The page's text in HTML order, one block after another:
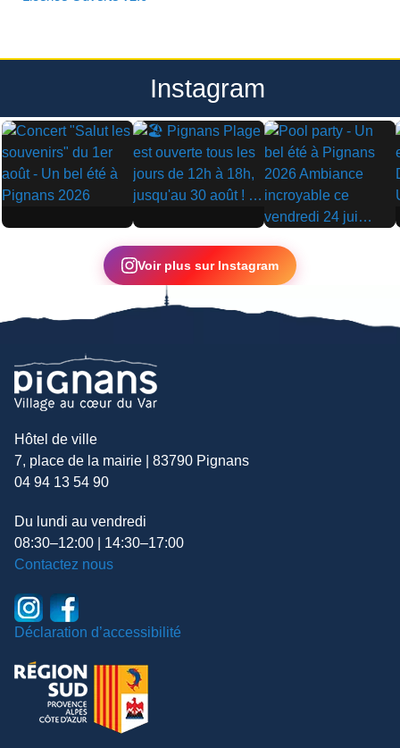
Instagram
▶ ▶
▶
Voir plus sur Instagram
Hôtel de ville
7, place de la mairie | 83790 Pignans
04 94 13 54 90
Du lundi au vendredi
08:30–12:00 | 14:30–17:00
Contactez nous
Déclaration d’accessibilité